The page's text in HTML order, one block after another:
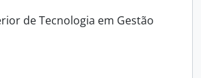
de Tecnologia em Gestão